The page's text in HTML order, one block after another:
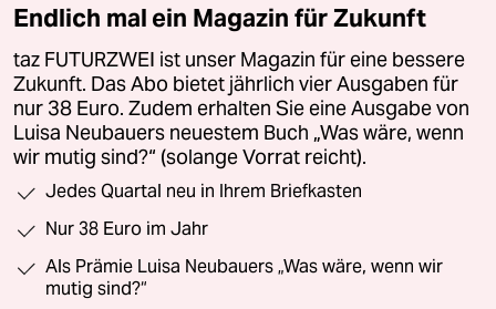
Endlich mal ein Magazin für Zukunft
taz FUTURZWEI ist unser Magazin für eine bessere
Zukunft. Das Abo bietet jährlich vier Ausgaben für
nur 38 Euro. Zudem erhalten Sie eine Ausgabe von
Luisa Neubauers neuestem Buch „Was wäre, wenn
wir mutig sind?“ (solange Vorrat reicht).
Jedes Quartal neu in Ihrem Briefkasten
Nur 38 Euro im Jahr
Als Prämie Luisa Neubauers „Was wäre, wenn wir
mutig sind?“